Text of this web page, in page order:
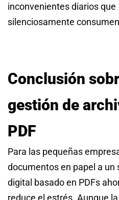
inconvenientes diarios que
silenciosamente
Conclusión
gestión de
PDF
Para las pequeñas
documentos en papel a un
digital basado en PDFs
reduce el estrés. Aunque